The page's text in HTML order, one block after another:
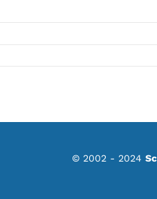
© 2002 - 2024